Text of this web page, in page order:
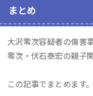
まとめ
大沢零次容疑者の傷害
零次・伏石泰宏の親子
この記事でまとめます。